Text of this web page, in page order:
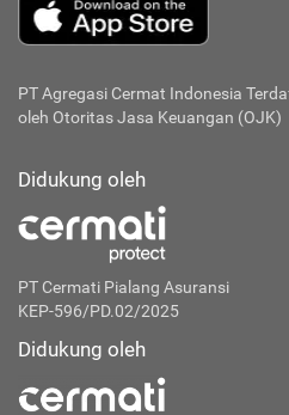
PT Agregasi Cermat Indonesia
oleh Otoritas Jasa Keuangan (OJK)
Didukung oleh
PT Cermati Pialang Asuransi
KEP-596/PD.02/2025
Didukung oleh